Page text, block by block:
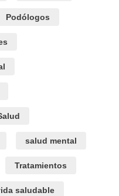
Podólogos
salud mental
Tratamientos
saludable